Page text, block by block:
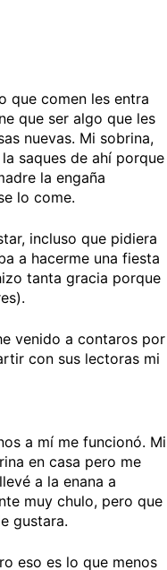
que comen les entra
que ser algo que les
nuevas. Mi sobrina,
saques de ahí porque
la engaña
lo come.
incluso que pidiera
a hacerme una fiesta
tanta gracia porque
venido a contaros por
con sus lectoras mi
a mí me funcionó. Mi
en casa pero me
a la enana a
muy chulo, pero que
gustara.
eso es lo que menos